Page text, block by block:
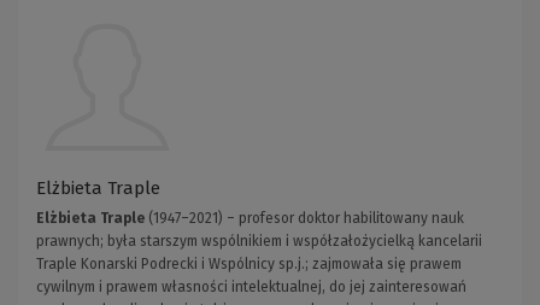
Elżbieta Traple
Elżbieta Traple (1947–2021) – profesor doktor habilitowany nauk
prawnych; była starszym wspólnikiem i współzałożycielką kancelarii
Traple Konarski Podrecki i Wspólnicy sp.j.; zajmowała się prawem
cywilnym i prawem własności intelektualnej, do jej zainteresowań